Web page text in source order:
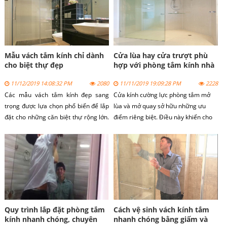
Mẫu vách tắm kính chỉ dành
cho biệt thự đẹp
11/12/2019 14:08:32 PM 2080
Các mẫu vách tắm kính đẹp sang
trọng được lựa chọn phổ biến để lắp
đặt cho những căn biệt thự rộng lớn.
chỉ mang vẻ chắc chắn từ kính mà
còn đẹp đến từ thiết kế.
Cửa lùa hay cửa trượt phù
hợp với phòng tắm kính nhà
11/11/2019 19:09:28 PM 2228
Cửa kính cường lực phòng tắm mở
lùa và mở quay sở hữu những ưu
điểm riêng biệt. Điều này khiến cho
nên lắp đặt dòng sản phẩm nào. Để
tìm được câu trả lời cho mình, bạn
cần căn cứ vào nhiều yếu tố khác
nhau.
Quy trình lắp đặt phòng tắm
kính nhanh chóng, chuyên
Cách vệ sinh vách kính tắm
nhanh chóng bằng giấm và